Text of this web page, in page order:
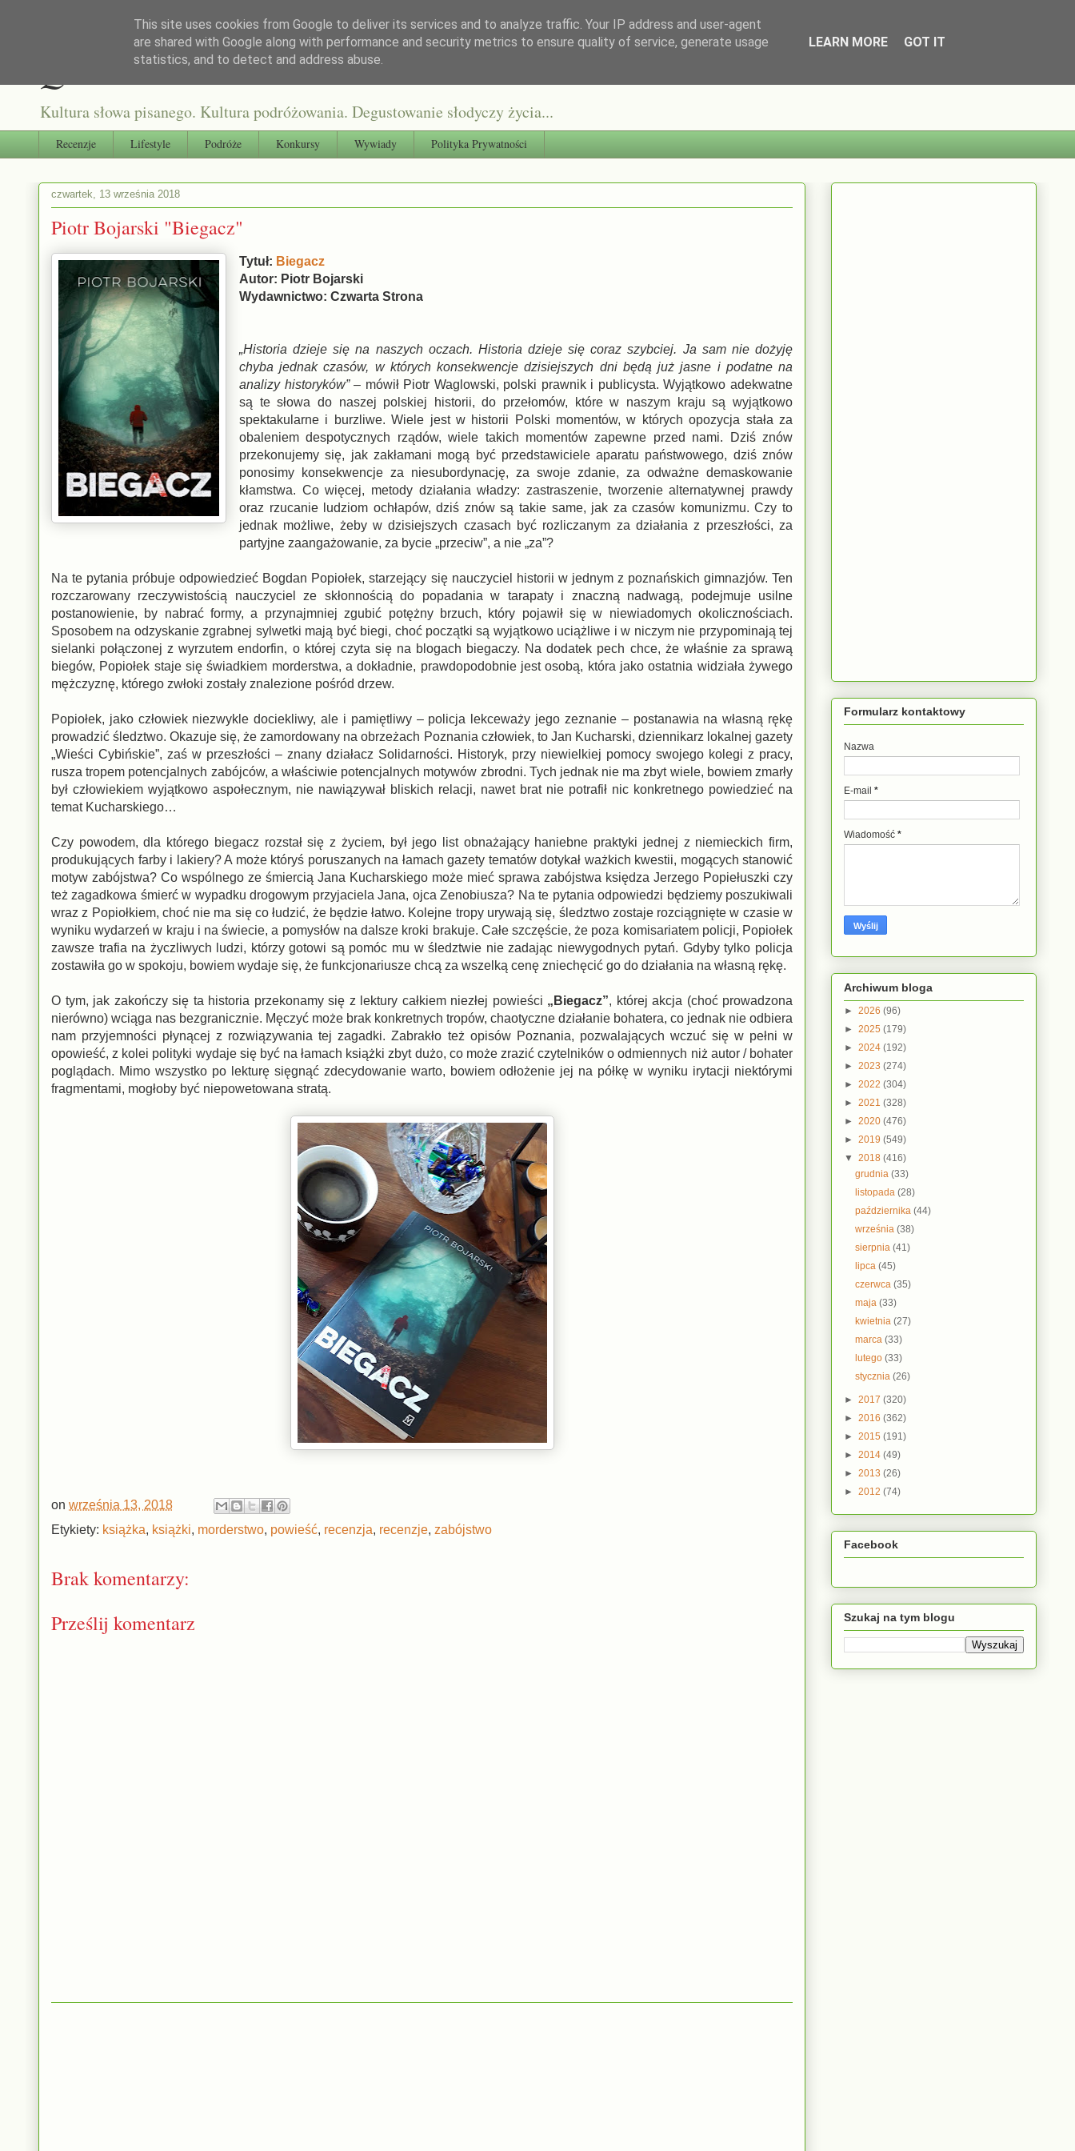
Qultura słowa
Kultura słowa pisanego. Kultura podróżowania. Degustowanie słodyczy życia...
Recenzje Lifestyle Podróże Konkursy Wywiady Polityka Prywatności
czwartek, 13 września 2018
Piotr Bojarski "Biegacz"
Tytuł: Biegacz
Autor: Piotr Bojarski
Wydawnictwo: Czwarta Strona
„Historia dzieje się na naszych oczach. Historia dzieje się coraz szybciej. Ja sam nie dożyję
chyba jednak czasów, w których konsekwencje dzisiejszych dni będą już jasne i podatne na
analizy historyków”– mówił Piotr Waglowski, polski prawnik i publicysta. Wyjątkowo adekwatne
są te słowa do naszej polskiej historii, do przełomów, które w naszym kraju są wyjątkowo
spektakularne i burzliwe. Wiele jest w historii Polski momentów, w których opozycja stała za
obaleniem despotycznych rządów, wiele takich momentów zapewne przed nami. Dziś znów
przekonujemy się, jak zakłamani mogą być przedstawiciele aparatu państwowego, dziś znów
ponosimy konsekwencje za niesubordynację, za swoje zdanie, za odważne demaskowanie
kłamstwa. Co więcej, metody działania władzy: zastraszenie, tworzenie alternatywnej prawdy
oraz rzucanie ludziom ochłapów, dziś znów są takie same, jak za czasów komunizmu. Czy to
jednak możliwe, żeby w dzisiejszych czasach być rozliczanym za działania z przeszłości, za
partyjne zaangażowanie, za bycie „przeciw”, a nie „za”?
Na te pytania próbuje odpowiedzieć Bogdan Popiołek, starzejący się nauczyciel historii w jednym z poznańskich gimnazjów. Ten
rozczarowany rzeczywistością nauczyciel ze skłonnością do popadania w tarapaty i znaczną nadwagą, podejmuje usilne
postanowienie, by nabrać formy, a przynajmniej zgubić potężny brzuch, który pojawił się w niewiadomych okolicznościach.
Sposobem na odzyskanie zgrabnej sylwetki mają być biegi, choć początki są wyjątkowo uciążliwe i w niczym nie przypominają tej
sielanki połączonej z wyrzutem endorfin, o której czyta się na blogach biegaczy. Na dodatek pech chce, że właśnie za sprawą
biegów, Popiołek staje się świadkiem morderstwa, a dokładnie, prawdopodobnie jest osobą, która jako ostatnia widziała żywego
mężczyznę, którego zwłoki zostały znalezione pośród drzew.
Popiołek, jako człowiek niezwykle dociekliwy, ale i pamiętliwy – policja lekceważy jego zeznanie – postanawia na własną rękę
prowadzić śledztwo. Okazuje się, że zamordowany na obrzeżach Poznania człowiek, to Jan Kucharski, dziennikarz lokalnej gazety
„Wieści Cybińskie”, zaś w przeszłości – znany działacz Solidarności. Historyk, przy niewielkiej pomocy swojego kolegi z pracy,
rusza tropem potencjalnych zabójców, a właściwie potencjalnych motywów zbrodni. Tych jednak nie ma zbyt wiele, bowiem zmarły
był człowiekiem wyjątkowo aspołecznym, nie nawiązywał bliskich relacji, nawet brat nie potrafił nic konkretnego powiedzieć na
temat Kucharskiego…
Czy powodem, dla którego biegacz rozstał się z życiem, był jego list obnażający haniebne praktyki jednej z niemieckich firm,
produkujących farby i lakiery? A może któryś poruszanych na łamach gazety tematów dotykał ważkich kwestii, mogących stanowić
motyw zabójstwa? Co wspólnego ze śmiercią Jana Kucharskiego może mieć sprawa zabójstwa księdza Jerzego Popiełuszki czy
też zagadkowa śmierć w wypadku drogowym przyjaciela Jana, ojca Zenobiusza? Na te pytania odpowiedzi będziemy poszukiwali
wraz z Popiołkiem, choć nie ma się co łudzić, że będzie łatwo. Kolejne tropy urywają się, śledztwo zostaje rozciągnięte w czasie w
wyniku wydarzeń w kraju i na świecie, a pomysłów na dalsze kroki brakuje. Całe szczęście, że poza komisariatem policji, Popiołek
zawsze trafia na życzliwych ludzi, którzy gotowi są pomóc mu w śledztwie nie zadając niewygodnych pytań. Gdyby tylko policja
zostawiła go w spokoju, bowiem wydaje się, że funkcjonariusze chcą za wszelką cenę zniechęcić go do działania na własną rękę.
O tym, jak zakończy się ta historia przekonamy się z lektury całkiem niezłej powieści „Biegacz”, której akcja (choć prowadzona
nierówno) wciąga nas bezgranicznie. Męczyć może brak konkretnych tropów, chaotyczne działanie bohatera, co jednak nie odbiera
nam przyjemności płynącej z rozwiązywania tej zagadki. Zabrakło też opisów Poznania, pozwalających wczuć się w pełni w
opowieść, z kolei polityki wydaje się być na łamach książki zbyt dużo, co może zrazić czytelników o odmiennych niż autor / bohater
poglądach. Mimo wszystko po lekturę sięgnąć zdecydowanie warto, bowiem odłożenie jej na półkę w wyniku irytacji niektórymi
fragmentami, mogłoby być niepowetowana stratą.
on września 13, 2018
Etykiety: książka, książki, morderstwo, powieść, recenzja, recenzje, zabójstwo
Brak komentarzy:
Prześlij komentarz
Formularz kontaktowy
Nazwa
E-mail *
Wiadomość *
Archiwum bloga
► 2026 (96)
► 2025 (179)
► 2024 (192)
► 2023 (274)
► 2022 (304)
► 2021 (328)
► 2020 (476)
► 2019 (549)
▼ 2018 (416)
grudnia(33)
listopada(28)
października(44)
września(38)
sierpnia(41)
lipca(45)
czerwca(35)
maja(33)
kwietnia(27)
marca(33)
lutego(33)
stycznia(26)
► 2017 (320)
► 2016 (362)
► 2015 (191)
► 2014 (49)
► 2013 (26)
► 2012 (74)
Facebook
Szukaj na tym blogu
This site uses cookies from Google to deliver its services and to analyze traffic. Your IP address and user-agent
are shared with Google along with performance and security metrics to ensure quality of service, generate usage
statistics, and to detect and address abuse.
LEARN MORE GOT IT